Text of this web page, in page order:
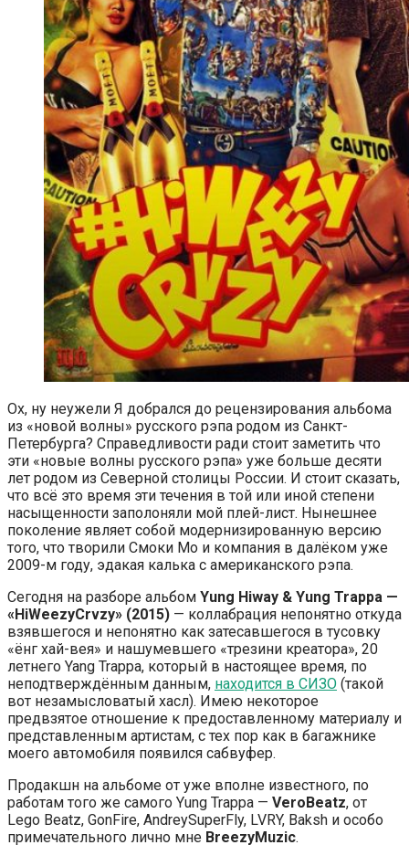
Ох, ну неужели Я добрался до рецензирования альбома
из «новой волны» русского рэпа родом из Санкт-
Петербурга? Справедливости ради стоит заметить что
эти «новые волны русского рэпа» уже больше десяти
лет родом из Северной столицы России. И стоит сказать,
что всё это время эти течения в той или иной степени
насыщенности заполоняли мой плей-лист. Нынешнее
поколение являет собой модернизированную версию
того, что творили Смоки Мо и компания в далёком уже
2009-м году, эдакая калька с американского рэпа.
Сегодня на разборе альбом Yung Hiway & Yung Trappa —
«HiWeezyCrvzy» (2015) — коллабрация непонятно откуда
взявшегося и непонятно как затесавшегося в тусовку
«ёнг хай-вея» и нашумевшего «трезини креатора», 20
летнего Yang Trappa, который в настоящее время, по
неподтверждённым данным, находится в СИЗО (такой
вот незамысловатый хасл). Имею некоторое
предвзятое отношение к предоставленному материалу и
представленным артистам, с тех пор как в багажнике
моего автомобиля появился сабвуфер.
Продакшн на альбоме от уже вполне известного, по
работам того же самого Yung Trappa — VeroBeatz, от
Lego Beatz, GonFire, AndreySuperFly, LVRY, Baksh и особо
примечательного лично мне BreezyMuzic.